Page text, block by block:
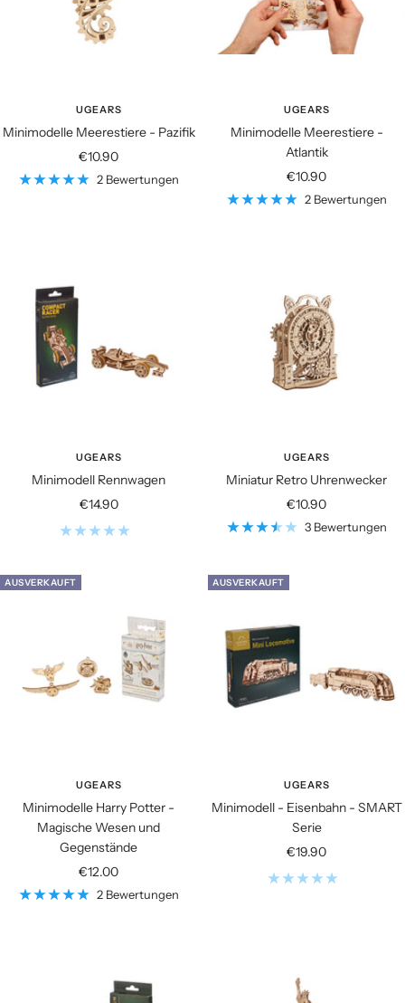
UGEARS
Minimodelle Meerestiere - Pazifik
Angebotspreis
€10.90
2 Bewertungen
UGEARS
Minimodelle Meerestiere -
Atlantik
Angebotspreis
€10.90
2 Bewertungen
UGEARS
Minimodell Rennwagen
Angebotspreis
€14.90
UGEARS
Miniatur Retro Uhrenwecker
Angebotspreis
€10.90
3 Bewertungen
AUSVERKAUFT
UGEARS
Minimodelle Harry Potter -
Magische Wesen und
Gegenstände
Angebotspreis
€12.00
2 Bewertungen
AUSVERKAUFT
UGEARS
Minimodell - Eisenbahn - SMART
Serie
Angebotspreis
€19.90